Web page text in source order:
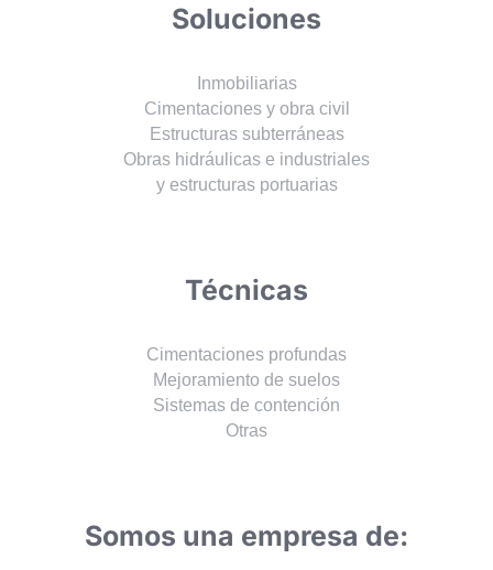
Soluciones
Inmobiliarias
Cimentaciones y obra civil
Estructuras subterráneas
Obras hidráulicas e industriales
y estructuras portuarias
Técnicas
Cimentaciones profundas
Mejoramiento de suelos
Sistemas de contención
Otras
Somos una empresa de: